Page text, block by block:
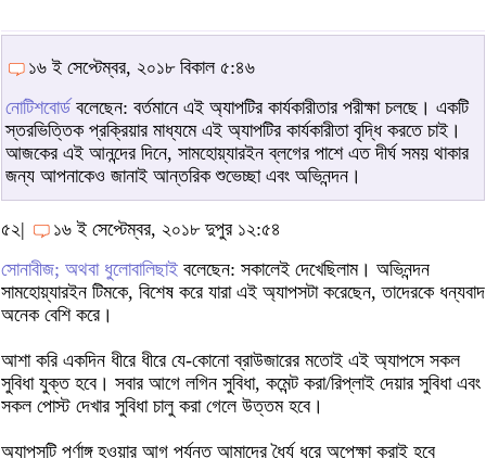
১৬ ই সেপ্টেম্বর, ২০১৮ বিকাল ৫:৪৬
নোটিশবোর্ড বলেছেন: বর্তমানে এই অ্যাপটির কার্যকারীতার পরীক্ষা চলছে। একটি
স্তরভিত্তিক প্রক্রিয়ার মাধ্যমে এই অ্যাপটির কার্যকারীতা বৃদ্ধি করতে চাই।
আজকের এই আনন্দের দিনে, সামহোয়্যারইন ব্লগের পাশে এত দীর্ঘ সময় থাকার
জন্য আপনাকেও জানাই আন্তরিক শুভেচ্ছা এবং অভিনন্দন।
৫২|
১৬ ই সেপ্টেম্বর, ২০১৮ দুপুর ১২:৫৪
সোনাবীজ; অথবা ধুলোবালিছাই বলেছেন: সকালেই দেখেছিলাম। অভিনন্দন
সামহোয়্যারইন টিমকে, বিশেষ করে যারা এই অ্যাপসটা করেছেন, তাদেরকে ধন্যবাদ
অনেক বেশি করে।
আশা করি একদিন ধীরে ধীরে যে-কোনো ব্রাউজারের মতোই এই অ্যাপসে সকল
সুবিধা যুক্ত হবে। সবার আগে লগিন সুবিধা, কমেন্ট করা/রিপ্লাই দেয়ার সুবিধা এবং
সকল পোস্ট দেখার সুবিধা চালু করা গেলে উত্তম হবে।
অ্যাপসটি পূর্ণাঙ্গ হওয়ার আগ পর্যন্ত আমাদের ধৈর্য ধরে অপেক্ষা করাই হবে